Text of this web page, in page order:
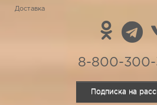
Доставка
8-800-300-
Подписка на